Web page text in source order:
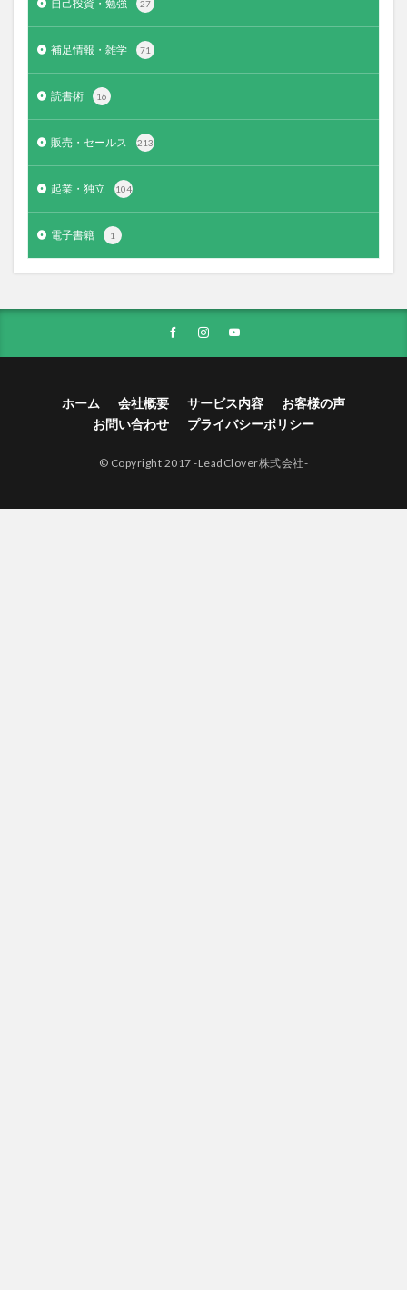
自己投資・勉強 27
補足情報・雑学 71
読書術 16
販売・セールス 213
起業・独立 104
電子書籍 1
ホーム 会社概要 サービス内容
お客様の声
お問い合わせ
プライバシーポリシー
© Copyright 2017 -LeadClover株式会社-